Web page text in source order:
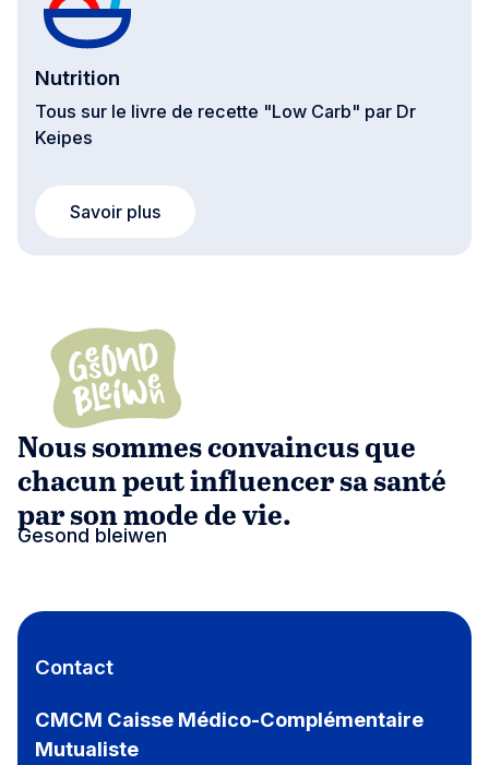
Nutrition
Tous sur le livre de recette "Low Carb" par Dr
Keipes
Savoir plus
Nous sommes convaincus que
chacun peut influencer sa santé
par son mode de vie.
Gesond bleiwen
Contact
CMCM Caisse Médico-Complémentaire
Mutualiste